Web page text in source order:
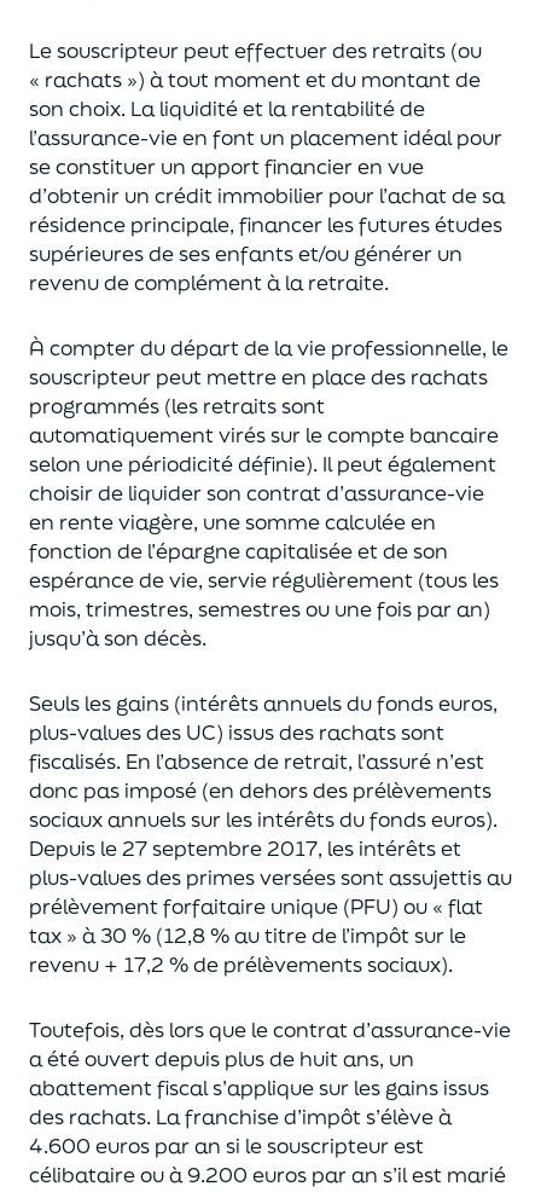
Le souscripteur peut effectuer des retraits (ou
« rachats ») à tout moment et du montant de
son choix. Laliquiditéet la rentabilité de
l’assurance-vie en font un placement idéal pour
se constituer un apport financier en vue
d’obtenir un crédit immobilier pour l’achat desa
résidence principale, financer les futures études
supérieures de ses enfantset/ou générer un
revenu de complément à la retraite.
À compter du départ de la vie professionnelle, le
souscripteur peut mettre en place des rachats
programmés (les retraits sont
automatiquement virés sur le compte bancaire
selon une périodicité définie). Il peut également
choisirde liquider son contrat d’assurance-vie
en rente viagère, une somme calculée en
fonction de l’épargne capitalisée et deson
espérance de vie, servie régulièrement (tous les
mois, trimestres, semestres ou une fois par an)
jusqu’à son décès.
Seuls les gains (intérêts annuels du fonds euros,
plus-values des UC) issus des rachats sont
fiscalisés. En l’absence de retrait, l’assuré n’est
donc pas imposé (en dehors des prélèvements
sociaux annuels sur les intérêts du fonds euros).
Depuis le 27 septembre 2017, les intérêts et
plus-values des primes verséessont assujettis au
prélèvement forfaitaire unique (PFU) ou « flat
tax » à 30 % (12,8 % au titre de l’impôt sur le
revenu + 17,2 % de prélèvements sociaux).
Toutefois, dès lors que le contrat d’assurance-vie
a été ouvert depuis plus de huit ans, un
abattement fiscal s’applique sur les gains issus
des rachats. La franchise d’impôts’élève à
4.600 euros par an si le souscripteurest
célibataire ou à 9.200 euros par an s’il est marié